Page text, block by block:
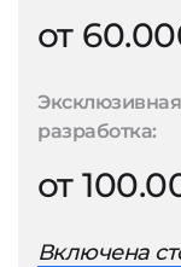
от
Эксклюзивная
разработка:
от
Включена